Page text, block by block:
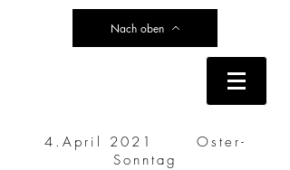
Nach oben
4.April 2021 Oster-
Sonntag